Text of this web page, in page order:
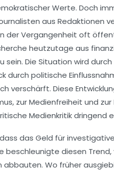
Werte. Doch
aus Redaktionen
der Vergangenheit oft
heutzutage aus
sein. Die Situation wird
durch politische
verschärft. Diese
zur Medienfreiheit und
Medienkritik dringend
das Geld für
beschleunigte diesen
abbauten. Wo früher